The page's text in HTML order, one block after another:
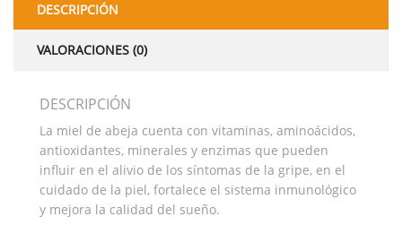
DESCRIPCIÓN
VALORACIONES (0)
DESCRIPCIÓN
La miel de abeja cuenta con vitaminas, aminoácidos,
antioxidantes, minerales y enzimas que pueden
influir en el alivio de los síntomas de la gripe, en el
cuidado de la piel, fortalece el sistema inmunológico
y mejora la calidad del sueño.